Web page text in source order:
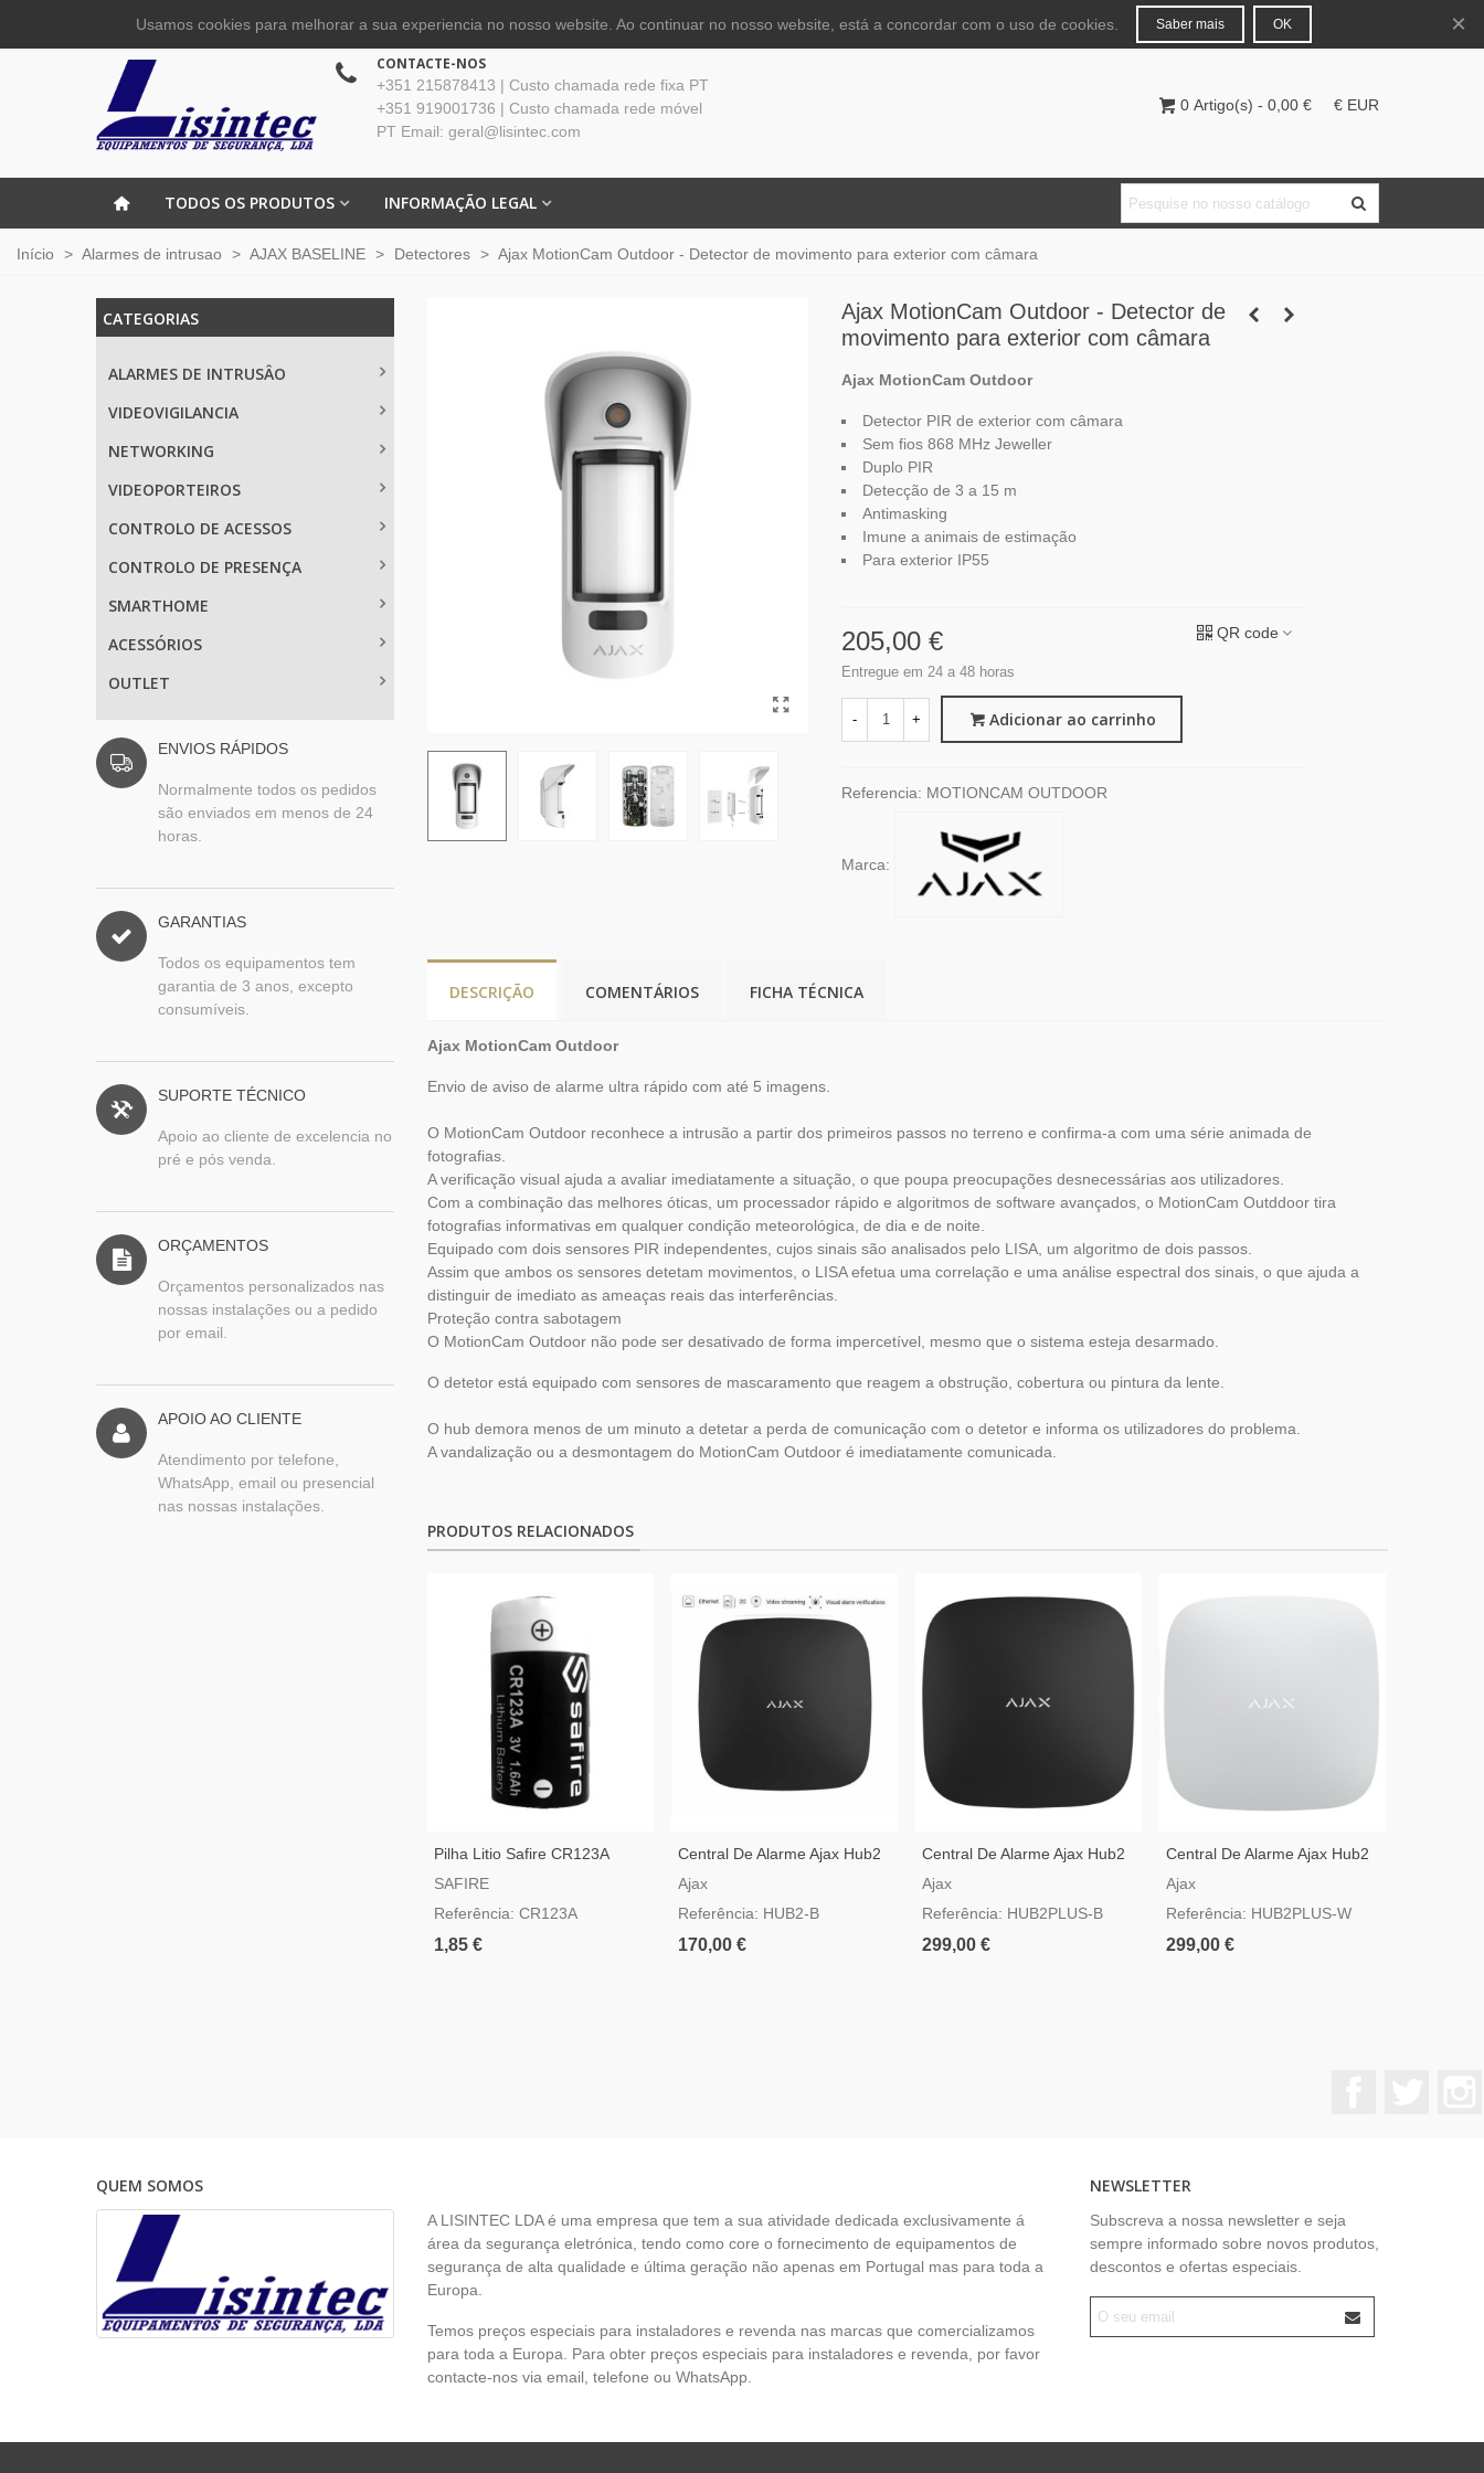
Português
CONTACTE-NOS
+351 215878413 | Custo chamada rede fixa PT
+351 919001736 | Custo chamada rede móvel
PT Email: geral@lisintec.com
0 Artigo(s) - 0,00 € € EUR
TODOS OS PRODUTOS INFORMAÇÃO LEGAL
Início > Alarmes de intrusao > AJAX BASELINE > Detectores > Ajax MotionCam Outdoor - Detector de movimento para exterior com câmara
CATEGORIAS
ALARMES DE INTRUSÂO
VIDEOVIGILANCIA
NETWORKING
VIDEOPORTEIROS
CONTROLO DE ACESSOS
CONTROLO DE PRESENÇA
SMARTHOME
ACESSÓRIOS
OUTLET
ENVIOS RÁPIDOS
Normalmente todos os pedidos
são enviados em menos de 24
horas.
GARANTIAS
Todos os equipamentos tem
garantia de 3 anos, excepto
consumíveis.
SUPORTE TÉCNICO
Apoio ao cliente de excelencia no
pré e pós venda.
ORÇAMENTOS
Orçamentos personalizados nas
nossas instalações ou a pedido
por email.
APOIO AO CLIENTE
Atendimento por telefone,
WhatsApp, email ou presencial
nas nossas instalações.
Ajax MotionCam Outdoor - Detector de
movimento para exterior com câmara
Ajax MotionCam Outdoor
Detector PIR de exterior com câmara
Sem fios 868 MHz Jeweller
Duplo PIR
Detecção de 3 a 15 m
Antimasking
Imune a animais de estimação
Para exterior IP55
205,00 €
Entregue em 24 a 48 horas
QR code
- + Adicionar ao carrinho
Referencia: MOTIONCAM OUTDOOR
Marca:
DESCRIÇÃO COMENTÁRIOS FICHA TÉCNICA
Ajax MotionCam Outdoor
Envio de aviso de alarme ultra rápido com até 5 imagens.
O MotionCam Outdoor reconhece a intrusão a partir dos primeiros passos no terreno e confirma-a com uma série animada de
fotografias.
A verificação visual ajuda a avaliar imediatamente a situação, o que poupa preocupações desnecessárias aos utilizadores.
Com a combinação das melhores óticas, um processador rápido e algoritmos de software avançados, o MotionCam Outddoor tira
fotografias informativas em qualquer condição meteorológica, de dia e de noite.
Equipado com dois sensores PIR independentes, cujos sinais são analisados pelo LISA, um algoritmo de dois passos.
Assim que ambos os sensores detetam movimentos, o LISA efetua uma correlação e uma análise espectral dos sinais, o que ajuda a
distinguir de imediato as ameaças reais das interferências.
Proteção contra sabotagem
O MotionCam Outdoor não pode ser desativado de forma impercetível, mesmo que o sistema esteja desarmado.
O detetor está equipado com sensores de mascaramento que reagem a obstrução, cobertura ou pintura da lente.
O hub demora menos de um minuto a detetar a perda de comunicação com o detetor e informa os utilizadores do problema.
A vandalização ou a desmontagem do MotionCam Outdoor é imediatamente comunicada.
PRODUTOS RELACIONADOS
Pilha Litio Safire CR123A
SAFIRE
Referência: CR123A
1,85 €
Central De Alarme Ajax Hub2
Preta Compatível Com Video
Ajax
Referência: HUB2-B
170,00 €
Central De Alarme Ajax Hub2
Plus Preta Com GSM, 3G, 4G,
Ajax
Referência: HUB2PLUS-B
299,00 €
Central De Alarme Ajax Hub2
Plus Branca Com GSM, 3G,
Ajax
Referência: HUB2PLUS-W
299,00 €
QUEM SOMOS
A LISINTEC LDA é uma empresa que tem a sua atividade dedicada exclusivamente á
área da segurança eletrónica, tendo como core o fornecimento de equipamentos de
segurança de alta qualidade e última geração não apenas em Portugal mas para toda a
Europa.
Temos preços especiais para instaladores e revenda nas marcas que comercializamos
para toda a Europa. Para obter preços especiais para instaladores e revenda, por favor
contacte-nos via email, telefone ou WhatsApp.
NEWSLETTER
Subscreva a nossa newsletter e seja
sempre informado sobre novos produtos,
descontos e ofertas especiais.
Usamos cookies para melhorar a sua experiencia no nosso website. Ao continuar no nosso website, está a concordar com o uso de cookies. Saber mais OK ×